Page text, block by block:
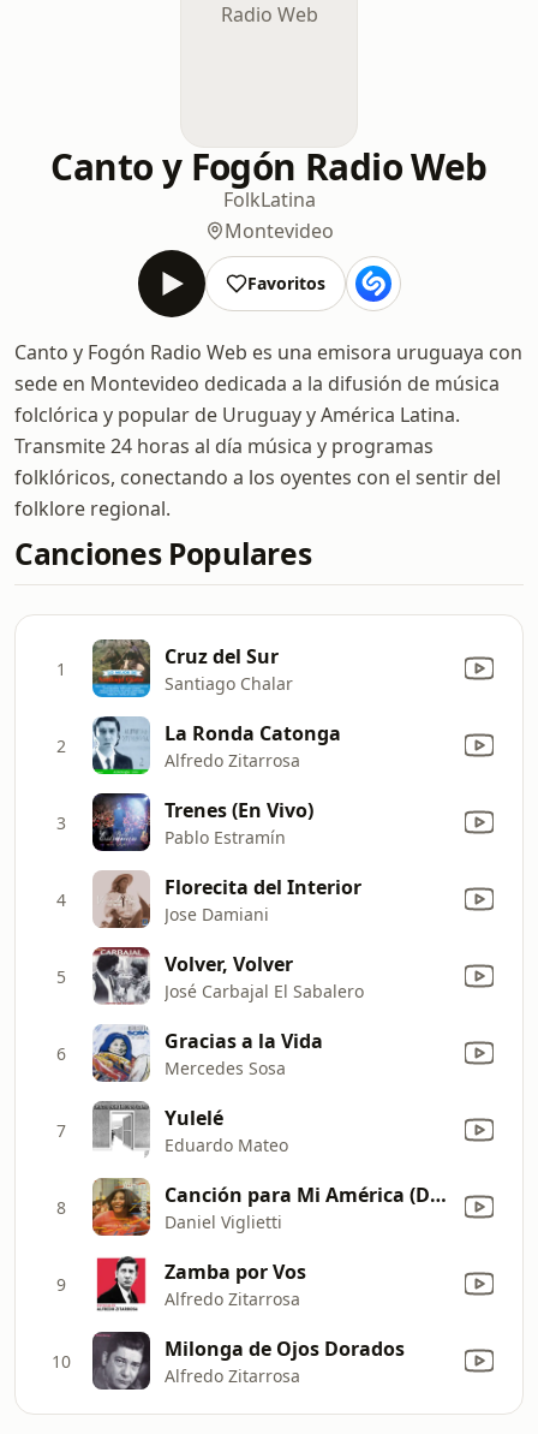
Canto y Fogón Radio Web
FolkLatina
Montevideo
Favoritos
Canto y Fogón Radio Web es una emisora uruguaya con
sede en Montevideo dedicada a la difusión de música
folclórica y popular de Uruguay y América Latina.
Transmite 24 horas al día música y programas
folklóricos, conectando a los oyentes con el sentir del
folklore regional.
Canciones Populares
1 Cruz del Sur
Santiago Chalar
2 La Ronda Catonga
Alfredo Zitarrosa
3 Trenes (En Vivo)
Pablo Estramín
4 Florecita del Interior
Jose Damiani
5 Volver, Volver
José Carbajal El Sabalero
6 Gracias a la Vida
Mercedes Sosa
7 Yulelé
Eduardo Mateo
8 Canción para Mi América (Dale Tu Mano al Indio) [En Vivo]
Daniel Viglietti
9 Zamba por Vos
Alfredo Zitarrosa
10 Milonga de Ojos Dorados
Alfredo Zitarrosa